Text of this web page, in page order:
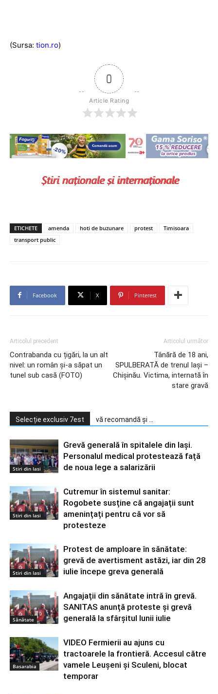
(Sursa: tion.ro)
0
Article Rating
ETICHETE amenda hoti de buzunare protest
Timisoara
transport public
Facebook X Pinterest
Articolul precedent
Contrabanda cu țigări, la un alt
nivel: un român şi-a săpat un
tunel sub casă (FOTO)
Articolul următor
Tânără de 18 ani,
SPULBERATĂ de trenul Iași –
Chișinău. Victima, internată în
stare gravă
Selecție exclusiv 7est vă recomandă și ...
Stiri din Iasi
Grevă generală în spitalele din Iași.
Personalul medical protestează față
de noua lege a salarizării
Stiri din Iasi
Cutremur în sistemul sanitar:
Rogobete susține că angajații sunt
amenințați pentru că vor să
protesteze
Stiri din Iasi
Protest de amploare în sănătate:
grevă de avertisment astăzi, iar din 28
iulie începe greva generală
Sănătate
Angajații din sănătate intră în grevă.
SANITAS anunță proteste și grevă
generală la sfârșitul lunii iulie
Basarabia
VIDEO Fermierii au ajuns cu
tractoarele la frontieră. Accesul către
vamele Leușeni și Sculeni, blocat
temporar